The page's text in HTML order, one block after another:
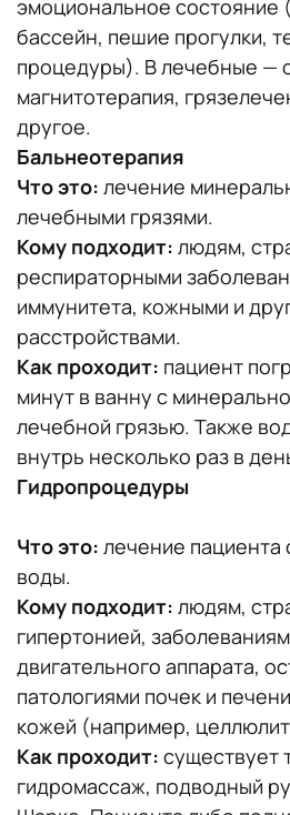
эмоциональное состояние
бассейн, пешие прогулки,
процедуры). В лечебные —
магнитотерапия,
другое.
Бальнеотерапия
Что это: лечение
лечебными грязями.
Кому подходит: людям,
респираторными
иммунитета, кожными и
расстройствами.
Как проходит: пациент
минут в ванну с
лечебной грязью. Также
внутрь несколько раз в
Гидропроцедуры
Что это: лечение
воды.
Кому подходит: людям,
гипертонией,
двигательного аппарата,
патологиями почек и
кожей (например,
Как проходит: существует
гидромассаж, подводный